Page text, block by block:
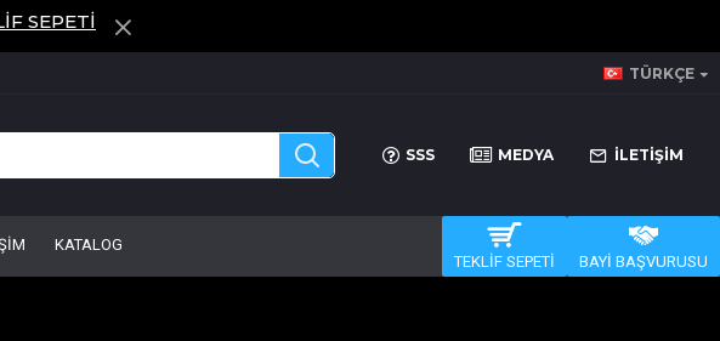
SEPETİ
TÜRKÇE
SSS MEDYA İLETİŞİM
KATALOG
TEKLİF SEPETİ
BAYİ BAŞVURUSU